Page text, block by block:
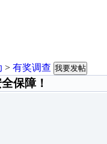
> 有奖调查 我要发帖
保障！